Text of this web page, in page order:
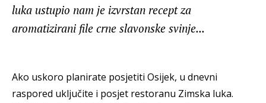
luka ustupio nam je izvrstan recept za
aromatizirani file crne slavonske svinje...
Ako uskoro planirate posjetiti Osijek, u dnevni
raspored uključite i posjet restoranu Zimska luka.